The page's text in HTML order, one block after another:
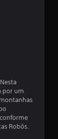
por um
Robôs.